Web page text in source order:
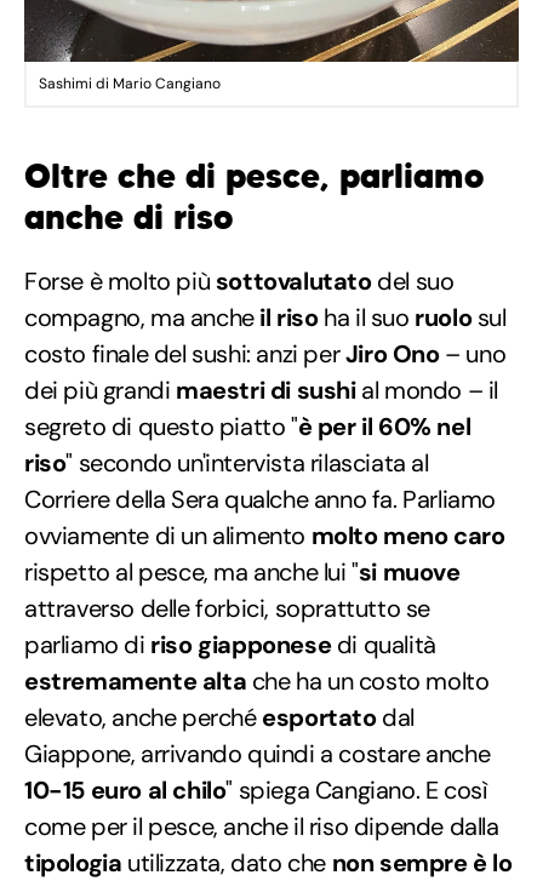
Sashimi di Mario Cangiano
Oltre che di pesce, parliamo
anche di riso
Forse è molto più sottovalutatodel suo
compagno, ma ancheil risoha il suo ruolosul
costo finale del sushi: anzi perJiro Ono– uno
dei più grandi maestri di sushial mondo – il
segreto di questo piatto "è per il 60% nel
riso" secondo un'intervista rilasciata al
Corriere della Sera qualche anno fa. Parliamo
ovviamente di un alimento molto meno caro
rispetto al pesce, ma anche lui "si muove
attraverso delle forbici, soprattutto se
parliamo di riso giapponesedi qualità
estremamente alta che ha un costo molto
elevato, anche perchéesportatodal
Giappone, arrivando quindi a costare anche
10-15 euro al chilo" spiega Cangiano. E così
come per il pesce, anche il riso dipende dalla
tipologia utilizzata, dato che non sempre è lo